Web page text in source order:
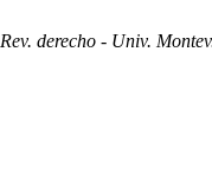
Rev. derecho - Univ.